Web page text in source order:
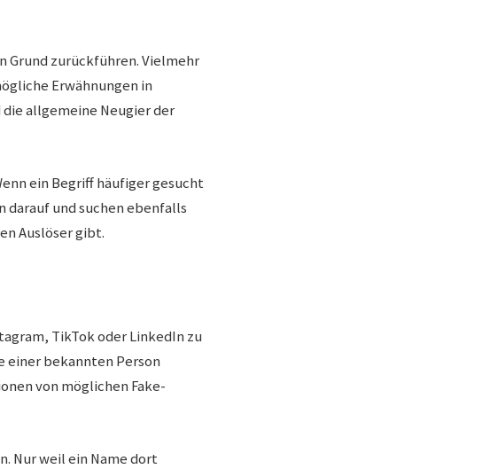
Grund zurückführen. Vielmehr
Erwähnungen in
allgemeine Neugier der
ein Begriff häufiger gesucht
darauf und suchen ebenfalls
Auslöser gibt.
TikTok oder LinkedIn zu
einer bekannten Person
von möglichen Fake-
Nur weil ein Name dort